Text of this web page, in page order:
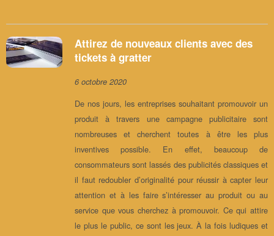
Attirez de nouveaux clients avec des
tickets à gratter
6 octobre 2020
De nos jours, les entreprises souhaitant promouvoir un
produit à travers une campagne publicitaire sont
nombreuses et cherchent toutes à être les plus
inventives possible. En effet, beaucoup de
consommateurs sont lassés des publicités classiques et
il faut redoubler d’originalité pour réussir à capter leur
attention et à les faire s’intéresser au produit ou au
service que vous cherchez à promouvoir. Ce qui attire
le plus le public, ce sont les jeux. À la fois ludiques et